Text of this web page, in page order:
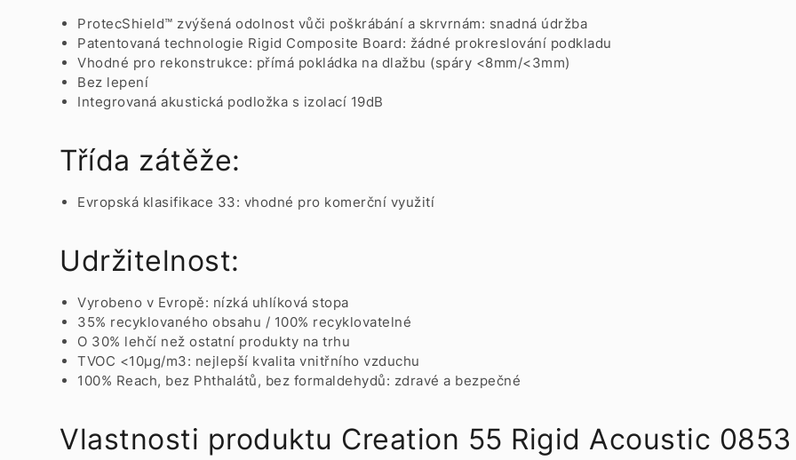
ProtecShield™ zvýšená odolnost vůči poškrábání a skrvrnám: snadná údržba
Patentovaná technologie Rigid Composite Board: žádné prokreslování podkladu
Vhodné pro rekonstrukce: přímá pokládka na dlažbu (spáry <8mm/<3mm)
Bez lepení
Integrovaná akustická podložka s izolací 19dB
Třída zátěže:
Evropská klasifikace 33: vhodné pro komerční využití
Udržitelnost:
Vyrobeno v Evropě: nízká uhlíková stopa
35% recyklovaného obsahu / 100% recyklovatelné
O 30% lehčí než ostatní produkty na trhu
TVOC <10µg/m3: nejlepší kvalita vnitřního vzduchu
100% Reach, bez Phthalátů, bez formaldehydů: zdravé a bezpečné
Vlastnosti produktu Creation 55 Rigid Acoustic